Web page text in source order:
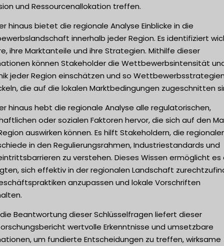
und Ressourcenallokation treffen.
hinaus bietet die regionale Analyse Einblicke in die
innerhalb jeder Region. Es identifiziert
ihre Marktanteile und ihre Strategien. Mithilfe dieser
können Stakeholder die Wettbewerbsintensität
jeder Region einschätzen und so
die auf die lokalen Marktbedingungen zugeschnitten
hinaus hebt die regionale Analyse alle regulatorischen,
oder sozialen Faktoren hervor, die sich auf den
auswirken können. Es hilft Stakeholdern, die
in den Regulierungsrahmen, Industriestandards und
zu verstehen. Dieses Wissen ermöglicht es
sich effektiv in der regionalen Landschaft
anzupassen und lokale Vorschriften
Beantwortung dieser Schlüsselfragen liefert dieser
wertvolle Erkenntnisse und umsetzbare
um fundierte Entscheidungen zu treffen, wirksame